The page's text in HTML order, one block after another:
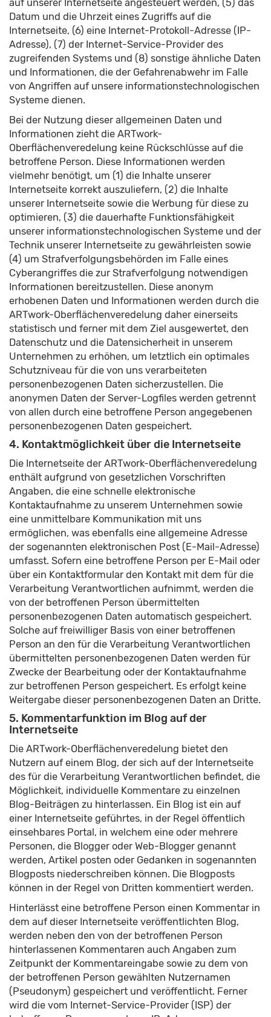
auf unserer Internetseite angesteuert werden, (5) das
Datum und die Uhrzeit eines Zugriffs auf die
Internetseite, (6) eine Internet-Protokoll-Adresse (IP-
Adresse), (7) der Internet-Service-Provider des
zugreifenden Systems und (8) sonstige ähnliche Daten
und Informationen, die der Gefahrenabwehr im Falle
von Angriffen auf unsere informationstechnologischen
Systeme dienen.
Bei der Nutzung dieser allgemeinen Daten und
Informationen zieht die ARTwork-
Oberflächenveredelung keine Rückschlüsse auf die
betroffene Person. Diese Informationen werden
vielmehr benötigt, um (1) die Inhalte unserer
Internetseite korrekt auszuliefern, (2) die Inhalte
unserer Internetseite sowie die Werbung für diese zu
optimieren, (3) die dauerhafte Funktionsfähigkeit
unserer informationstechnologischen Systeme und der
Technik unserer Internetseite zu gewährleisten sowie
(4) um Strafverfolgungsbehörden im Falle eines
Cyberangriffes die zur Strafverfolgung notwendigen
Informationen bereitzustellen. Diese anonym
erhobenen Daten und Informationen werden durch die
ARTwork-Oberflächenveredelung daher einerseits
statistisch und ferner mit dem Ziel ausgewertet, den
Datenschutz und die Datensicherheit in unserem
Unternehmen zu erhöhen, um letztlich ein optimales
Schutzniveau für die von uns verarbeiteten
personenbezogenen Daten sicherzustellen. Die
anonymen Daten der Server-Logfiles werden getrennt
von allen durch eine betroffene Person angegebenen
personenbezogenen Daten gespeichert.
4. Kontaktmöglichkeit über die Internetseite
Die Internetseite der ARTwork-Oberflächenveredelung
enthält aufgrund von gesetzlichen Vorschriften
Angaben, die eine schnelle elektronische
Kontaktaufnahme zu unserem Unternehmen sowie
eine unmittelbare Kommunikation mit uns
ermöglichen, was ebenfalls eine allgemeine Adresse
der sogenannten elektronischen Post (E-Mail-Adresse)
umfasst. Sofern eine betroffene Person per E-Mail oder
über ein Kontaktformular den Kontakt mit dem für die
Verarbeitung Verantwortlichen aufnimmt, werden die
von der betroffenen Person übermittelten
personenbezogenen Daten automatisch gespeichert.
Solche auf freiwilliger Basis von einer betroffenen
Person an den für die Verarbeitung Verantwortlichen
übermittelten personenbezogenen Daten werden für
Zwecke der Bearbeitung oder der Kontaktaufnahme
zur betroffenen Person gespeichert. Es erfolgt keine
Weitergabe dieser personenbezogenen Daten an Dritte.
5. Kommentarfunktion im Blog auf der
Internetseite
Die ARTwork-Oberflächenveredelung bietet den
Nutzern auf einem Blog, der sich auf der Internetseite
des für die Verarbeitung Verantwortlichen befindet, die
Möglichkeit, individuelle Kommentare zu einzelnen
Blog-Beiträgen zu hinterlassen. Ein Blog ist ein auf
einer Internetseite geführtes, in der Regel öffentlich
einsehbares Portal, in welchem eine oder mehrere
Personen, die Blogger oder Web-Blogger genannt
werden, Artikel posten oder Gedanken in sogenannten
Blogposts niederschreiben können. Die Blogposts
können in der Regel von Dritten kommentiert werden.
Hinterlässt eine betroffene Person einen Kommentar in
dem auf dieser Internetseite veröffentlichten Blog,
werden neben den von der betroffenen Person
hinterlassenen Kommentaren auch Angaben zum
Zeitpunkt der Kommentareingabe sowie zu dem von
der betroffenen Person gewählten Nutzernamen
(Pseudonym) gespeichert und veröffentlicht. Ferner
wird die vom Internet-Service-Provider (ISP) der